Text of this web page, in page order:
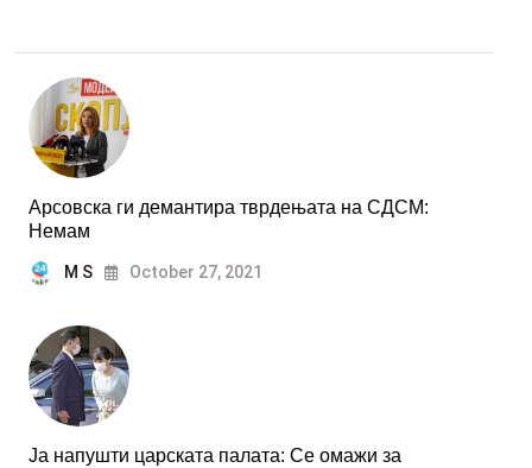
Арсовска ги демантира тврдењата на СДСМ:
Немам
M S October 27, 2021
Ја напушти царската палата: Се омажи за